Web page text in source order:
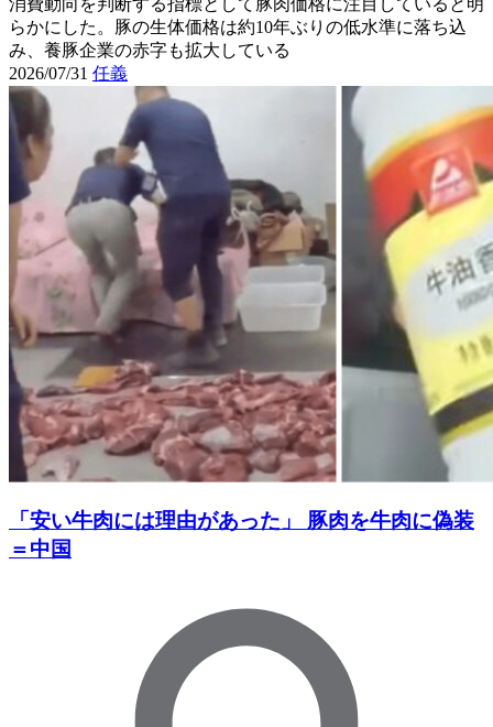
らかにした。豚の生体価格は約10年ぶりの低水準に落ち込
み、養豚企業の赤字も拡大している
2026/07/31 任義
「安い牛肉には理由があった」 豚肉を牛肉に偽装
＝中国